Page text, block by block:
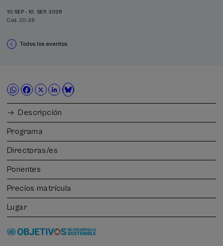
10.SEP - 10. SEP, 2026
Cód. Z11-26
Todos los eventos
Descripción
Programa
Directoras/es
Ponentes
Precios matrícula
Lugar